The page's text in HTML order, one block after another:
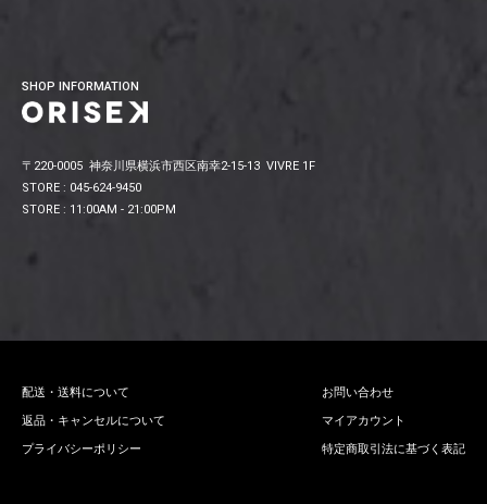
SHOP INFORMATION
〒220-0005 神奈川県横浜市西区南幸2-15-13 VIVRE 1F
STORE : 045-624-9450
STORE : 11:00AM - 21:00PM
配送・送料について
返品・キャンセルについて
プライバシーポリシー
お問い合わせ
マイアカウント
特定商取引法に基づく表記